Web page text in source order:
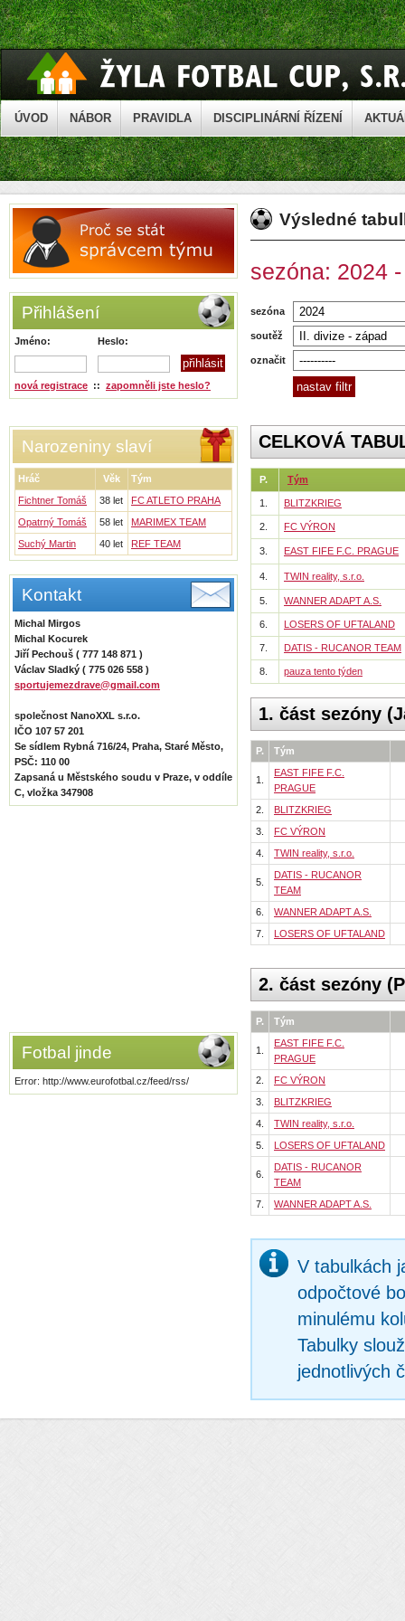
ÚVOD NÁBOR PRAVIDLA DISCIPLINÁRNÍ ŘÍZENÍ
Přihlášení
Jméno: Heslo:
nová registrace :: zapomněli jste heslo?
Narozeniny slaví
Hráč Věk
Tým
Fichtner Tomáš
38 let
FC ATLETO PRAHA
Opatrný Tomáš
58 let
MARIMEX TEAM
Suchý Martin
40 let REF TEAM
Kontakt
Michal Mirgos
Michal Kocurek
Jiří Pechouš ( 777 148 871 )
Václav Sladký ( 775 026 558 )
sportujemezdrave@gmail.com
společnost NanoXXL s.r.o.
IČO 107 57 201
Se sídlem Rybná 716/24, Praha, Staré Město,
PSČ: 110 00
Zapsaná u Městského soudu v Praze, v oddíle
C, vložka 347908
Fotbal jinde
Error: http://www.eurofotbal.cz/feed/rss/
Výsledné
sezóna: 2024
sezóna
soutěž
označit
CELKOVÁ
P. Tým
1. BLITZKRIEG
2. FC VÝRON
3. EAST FIFE F.C. PRAGUE
4. TWIN reality, s.r.o.
5. WANNER ADAPT A.S.
6. LOSERS OF UFTALAND
7. DATIS - RUCANOR TEAM
8. pauza tento týden
1. část sezóny
P. Tým
1.
EAST FIFE F.C.
PRAGUE
2.
BLITZKRIEG
3.
FC VÝRON
4.
TWIN reality, s.r.o.
5.
DATIS - RUCANOR
TEAM
6.
WANNER ADAPT A.S.
7.
LOSERS OF UFTALAND
2. část sezóny
P. Tým
1.
EAST FIFE F.C.
PRAGUE
2.
FC VÝRON
3.
BLITZKRIEG
4.
TWIN reality, s.r.o.
5.
LOSERS OF UFTALAND
6.
DATIS - RUCANOR
TEAM
7.
WANNER ADAPT A.S.
V tabulkách
odpočtové
minulému
Tabulky
jednotlivých